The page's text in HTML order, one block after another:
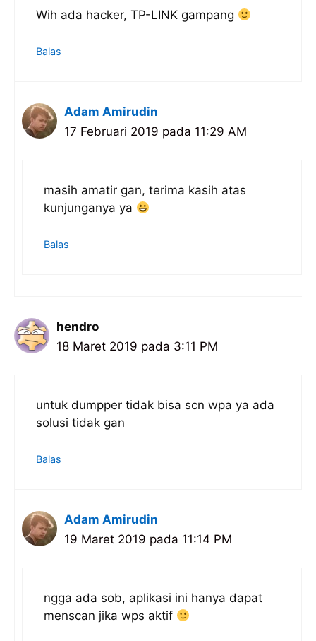
Wih ada hacker, TP-LINK gampang
Balas
Adam Amirudin
17 Februari 2019 pada 11:29 AM
masih amatir gan, terima kasih atas
kunjunganya ya
Balas
hendro
18 Maret 2019 pada 3:11 PM
untuk dumpper tidak bisa scn wpa ya ada
solusi tidak gan
Balas
Adam Amirudin
19 Maret 2019 pada 11:14 PM
ngga ada sob, aplikasi ini hanya dapat
menscan jika wps aktif